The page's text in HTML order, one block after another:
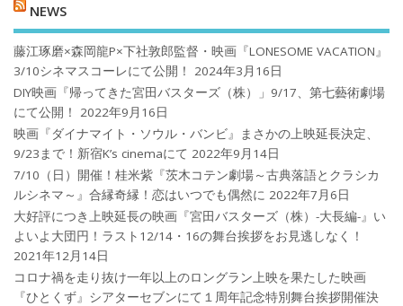
NEWS
藤江琢磨×森岡龍P×下社敦郎監督・映画『LONESOME VACATION』
3/10シネマスコーレにて公開！
2024年3月16日
DIY映画『帰ってきた宮田バスターズ（株）」9/17、第七藝術劇場
にて公開！
2022年9月16日
映画『ダイナマイト・ソウル・バンビ』まさかの上映延長決定、
9/23まで！新宿K’s cinemaにて 2022年9月14日
7/10（日）開催！桂米紫『茨木コテン劇場～古典落語とクラシカ
ルシネマ～』合縁奇縁！恋はいつでも偶然に 2022年7月6日
大好評につき上映延長の映画『宮田バスターズ（株）-大長編-』い
よいよ大団円！ラスト12/14・16の舞台挨拶をお見逃しなく！
2021年12月14日
コロナ禍を⾛り抜け⼀年以上のロングラン上映を果たした映画
『ひとくず』シアターセブンにて１周年記念特別舞台挨拶開催決